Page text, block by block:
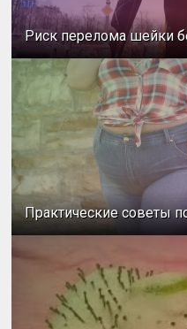
Риск перелома шейки
Практические советы